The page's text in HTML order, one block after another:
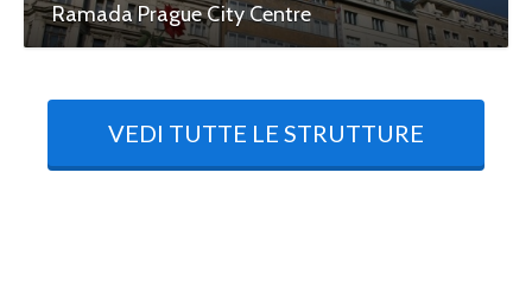
Ramada Prague City Centre
VEDI TUTTE LE STRUTTURE